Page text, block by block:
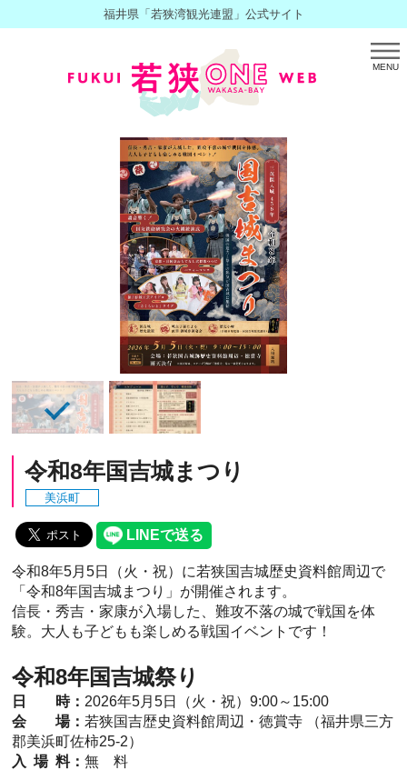
福井県「若狭湾観光連盟」公式サイト
MENU
令和8年国吉城まつり
美浜町
令和8年5月5日（火・祝）に若狭国吉城歴史資料館周辺で
「令和8年国吉城まつり」が開催されます。
信長・秀吉・家康が入場した、難攻不落の城で戦国を体
験。大人も子どもも楽しめる戦国イベントです！
令和8年国吉城祭り
日 時： 2026年5月5日（火・祝）9:00～15:00
会 場： 若狭国吉歴史資料館周辺・徳賞寺 （福井県三方
郡美浜町佐柿25-2）
入 場 料： 無 料